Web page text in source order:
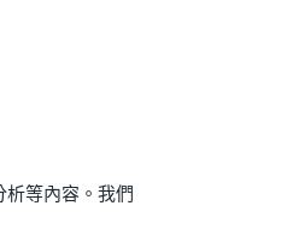
等內容。我們